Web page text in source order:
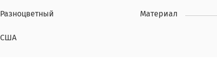
Разноцветный Материал
США